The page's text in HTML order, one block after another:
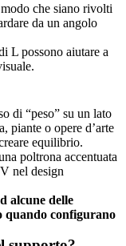
che siano rivolti
da un angolo
L possono aiutare a
di “peso” su un lato
piante o opere d’arte
equilibrio.
poltrona accentuata
nel design
alcune delle
quando configurano